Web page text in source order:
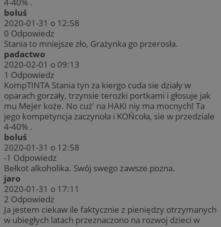
boluś
2020-01-31 o 12:58
0 Odpowiedz
Stania to mniejsze zło, Grażynka go przerosła.
padactwo
2020-02-01 o 09:13
1 Odpowiedz
KompTINTA Stania tyn za kiergo cuda sie działy w
oparach gorzały, trzynsie terozki portkami i głosuje jak
mu Mejer koże. No cuż' na HAKI niy ma mocnych! Ta
jego kompetyncja zaczynoła i KOŃcoła, sie w przedziale
4-40% .
boluś
2020-01-31 o 12:58
-1 Odpowiedz
Bełkot alkoholika. Swój swego zawsze pozna.
jaro
2020-01-31 o 17:11
2 Odpowiedz
Ja jestem ciekaw ile faktycznie z pieniędzy otrzymanych
w ubiegłych latach przeznaczono na rozwoj dzieci w